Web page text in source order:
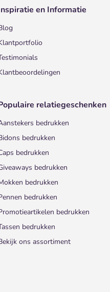
en Informatie
relatiegeschenken
bedrukken
bedrukken
bedrukken
bedrukken
bedrukken
bedrukken
bedrukken
bedrukken
ons assortiment